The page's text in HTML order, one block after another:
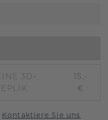
3D-
15,-
€
Kontaktiere Sie uns